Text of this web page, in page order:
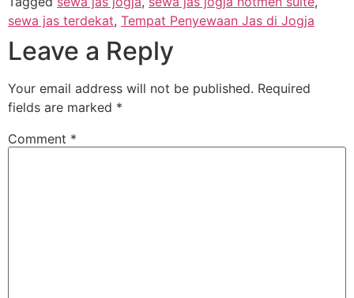
sewa jas terdekat, Tempat Penyewaan Jas di Jogja
Leave a Reply
Your email address will not be published. Required
fields are marked *
Comment *